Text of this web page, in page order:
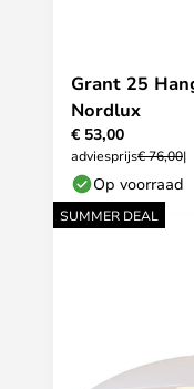
Grant 25
Nordlux
€ 53,00
adviesprijs€ 76,00
Op voorraad
SUMMER DEAL